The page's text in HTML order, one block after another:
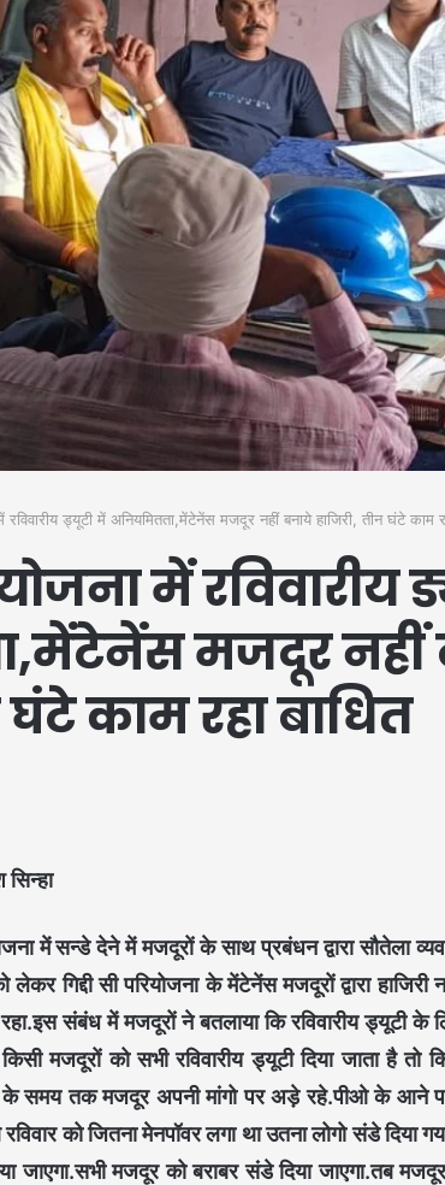
में रविवारीय ड्यूटी में अनियमितता,मेंटेनेंस मजदूर नहीं बनाये हाजिरी, तीन घंटे काम
में रविवारीय
मजदूर नहीं
घंटे काम रहा बाधित
में सन्डे देने में मजदूरों के साथ प्रबंधन द्वारा सौतेला
लेकर गिद्दी सी परियोजना के मेंटेनेंस मजदूरों द्वारा हाजिरी
संबंध में मजदूरों ने बतलाया कि रविवारीय ड्यूटी के
मजदूरों को सभी रविवारीय ड्यूटी दिया जाता है तो
के समय तक मजदूर अपनी मांगो पर अड़े रहे.पीओ के आने
को जितना मेनपॉवर लगा था उतना लोगो संडे दिया
जाएगा.सभी मजदूर को बराबर संडे दिया जाएगा.तब